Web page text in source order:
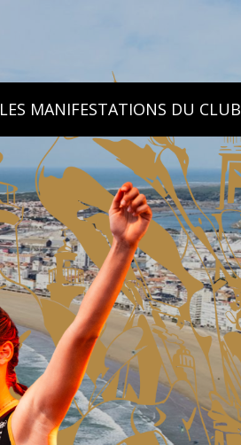
LES MANIFESTATIONS DU CLUB